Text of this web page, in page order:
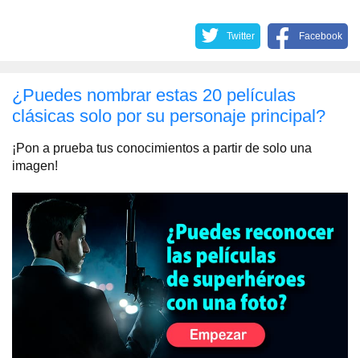
Twitter Facebook
¿Puedes nombrar estas 20 películas
clásicas solo por su personaje principal?
¡Pon a prueba tus conocimientos a partir de solo una
imagen!